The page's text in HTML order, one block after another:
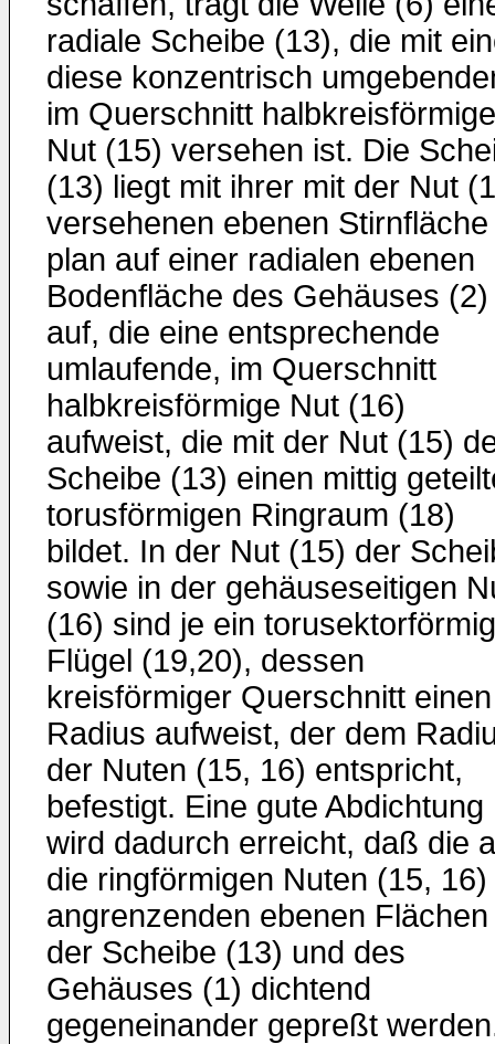
radiale Scheibe (13), die mit
diese konzentrisch
im Querschnitt
Nut (15) versehen ist. Die
(13) liegt mit ihrer mit der Nut
versehenen ebenen Stirnfläche
plan auf einer radialen ebenen
Bodenfläche des Gehäuses (2)
auf, die eine entsprechende
umlaufende, im Querschnitt
halbkreisförmige Nut (16)
aufweist, die mit der Nut (15)
Scheibe (13) einen mittig
torusförmigen Ringraum (18)
bildet. In der Nut (15) der
sowie in der gehäuseseitigen
(16) sind je ein
Flügel (19,20), dessen
kreisförmiger Querschnitt einen
Radius aufweist, der dem
der Nuten (15, 16) entspricht,
befestigt. Eine gute Abdichtung
wird dadurch erreicht, daß die
die ringförmigen Nuten (15, 16)
angrenzenden ebenen Flächen
der Scheibe (13) und des
Gehäuses (1) dichtend
gegeneinander gepreßt